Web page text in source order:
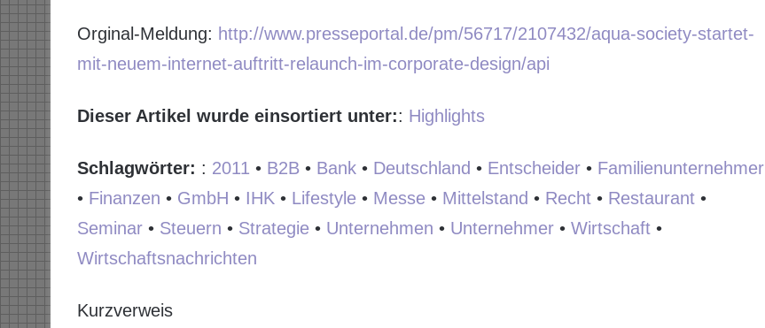
Orginal-Meldung: http://www.presseportal.de/pm/56717/2107432/aqua-society-startet-
mit-neuem-internet-auftritt-relaunch-im-corporate-design/api
Dieser Artikel wurde einsortiert unter:: Highlights
Schlagwörter: : 2011 • B2B • Bank • Deutschland • Entscheider • Familienunternehmer
• Finanzen • GmbH • IHK • Lifestyle • Messe • Mittelstand • Recht • Restaurant •
Seminar • Steuern • Strategie • Unternehmen • Unternehmer • Wirtschaft •
Wirtschaftsnachrichten
Kurzverweis